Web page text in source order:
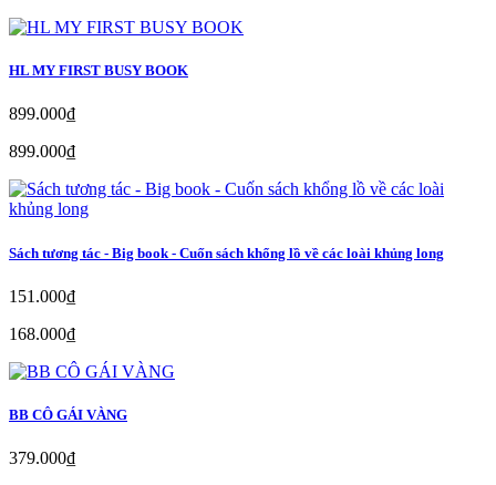
HL MY FIRST BUSY BOOK
899.000₫
899.000₫
Sách tương tác - Big book - Cuốn sách khổng lồ về các loài khủng long
151.000₫
168.000₫
BB CÔ GÁI VÀNG
379.000₫